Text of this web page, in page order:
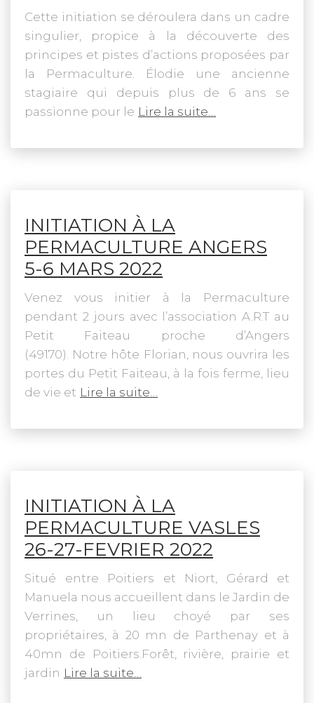
Cette initiation se déroulera dans un cadre
singulier, propice à la découverte des
principes et pistes d’actions proposées par
la Permaculture. Élodie une ancienne
stagiaire qui depuis plus de 6 ans se
passionne pour le Lire la suite…
INITIATION À LA
PERMACULTURE ANGERS
5-6 MARS 2022
Venez vous initier à la Permaculture
pendant 2 jours avec l’association A.R.T au
Petit Faiteau proche d’Angers
(49170). Notre hôte Florian, nous ouvrira les
portes du Petit Faiteau, à la fois ferme, lieu
de vie et Lire la suite…
INITIATION À LA
PERMACULTURE VASLES
26-27-FEVRIER 2022
Situé entre Poitiers et Niort, Gérard et
Manuela nous accueillent dans le Jardin de
Verrines, un lieu choyé par ses
propriétaires, à 20 mn de Parthenay et à
40mn de Poitiers.Forêt, rivière, prairie et
jardin Lire la suite…